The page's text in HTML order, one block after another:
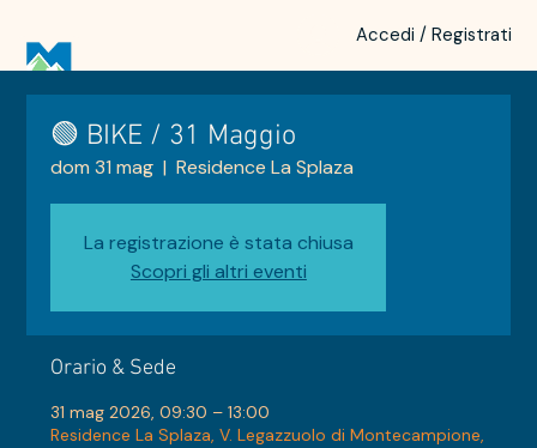
Accedi / Registrati
🟢 BIKE / 31 Maggio
dom 31 mag
  |
Residence La Splaza
La registrazione è stata chiusa
Scopri gli altri eventi
Orario & Sede
31 mag 2026, 09:30 – 13:00
Residence La Splaza, V. Legazzuolo di Montecampione,